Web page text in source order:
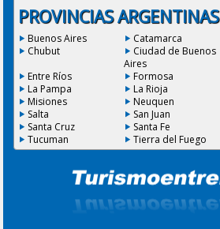
PROVINCIAS ARGENTINAS
Buenos Aires Catamarca
Chubut
Ciudad de Buenos
Aires
Entre Ríos
Formosa
La Pampa
La Rioja
Misiones
Neuquen
Salta
San Juan
Santa Cruz
Santa Fe
Tucuman
Tierra del Fuego